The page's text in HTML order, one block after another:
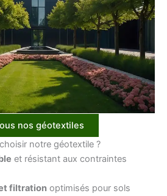
nos géotextiles
notre géotextile ?
et résistant aux contraintes
filtration optimisés pour sols